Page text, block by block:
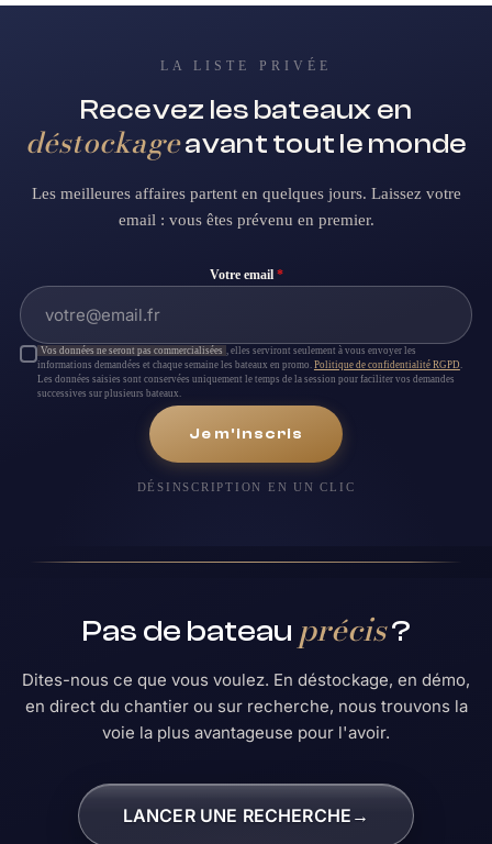
LA LISTE PRIVÉE
Recevez les bateaux en
déstockageavant tout le monde
Les meilleures affaires partent en quelques jours. Laissez votre
email : vous êtes prévenu en premier.
Votre email *
Vos données ne seront pas commercialisées
, elles serviront seulement à vous envoyer les
informations demandées et chaque semaine les bateaux en promo. Politique de confidentialité RGPD
Les données saisies sont conservées uniquement le temps de la session pour faciliter vos demandes
successives sur plusieurs bateaux.
Je m'inscris
DÉSINSCRIPTION EN UN CLIC
Pas de bateau précis?
Dites-nous ce que vous voulez. En déstockage, en démo,
en direct du chantier ou sur recherche, nous trouvons la
voie la plus avantageuse pour l'avoir.
LANCER UNE RECHERCHE →